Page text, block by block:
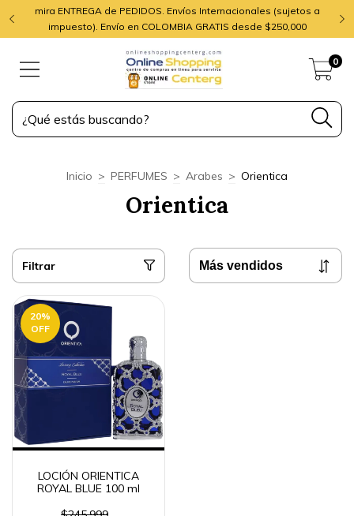
mira ENTREGA de PEDIDOS. Envíos Internacionales (sujetos a
impuesto). Envío en COLOMBIA GRATIS desde $250,000
0
Inicio > PERFUMES > Arabes > Orientica
Orientica
Filtrar
20%
OFF
LOCIÓN ORIENTICA
ROYAL BLUE 100 ml